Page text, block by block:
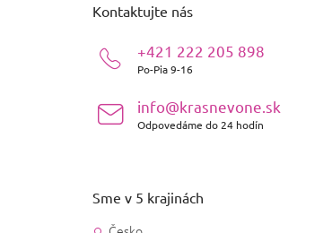
Kontaktujte nás
+421 222 205 898
Po-Pia 9-16
info@krasnevone.sk
Odpovedáme do 24 hodín
Sme v 5 krajinách